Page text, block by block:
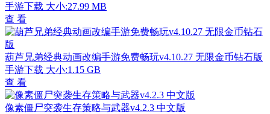
手游下载 大小:27.99 MB
查 看
葫芦兄弟经典动画改编手游免费畅玩v4.10.27 无限金币钻石版
手游下载 大小:1.15 GB
查 看
像素僵尸突袭生存策略与武器v4.2.3 中文版